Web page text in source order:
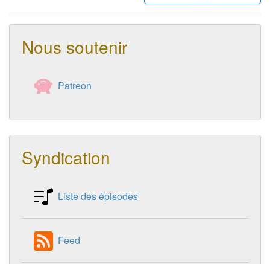
Nous soutenir
Patreon
Syndication
Liste des épisodes
Feed